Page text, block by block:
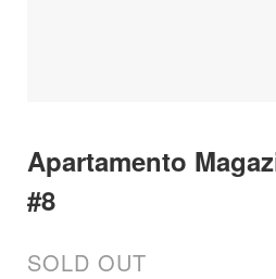
Apartamento
#8
SOLD OUT